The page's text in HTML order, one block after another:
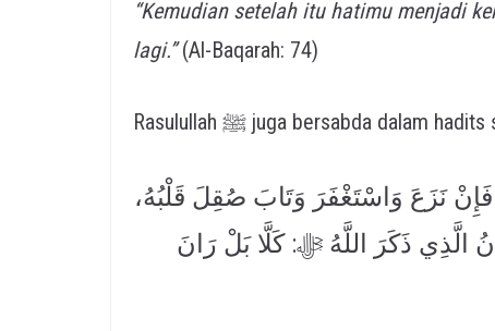
“Kemudian setelah itu hatimu menjadi
lagi.”(Al-Baqarah: 74)
فَإِنْ نَزَعَ وَاسْتَغْفَرَ وَتَابَ صُقِلَ قَلْبُهُ،
الَّذِي ذَكَرَ اللَّهُ ﷻ: كَلَّا بَلْ رَانَ